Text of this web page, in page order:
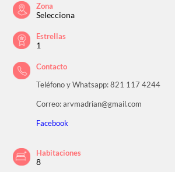
Zona
Selecciona
Estrellas
1
Contacto
Teléfono y Whatsapp: 821 117 4244
Correo: arvmadrian@gmail.com
Facebook
Habitaciones
8